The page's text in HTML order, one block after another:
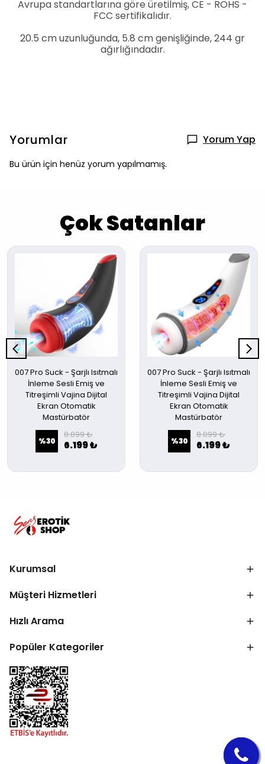
Avrupa standartlarına göre üretilmiş, CE - ROHS -
FCC sertifikalıdır.
20.5 cm uzunluğunda, 5.8 cm genişliğinde, 244 gr
ağırlığındadır.
Yorumlar Yorum Yap
Bu ürün için henüz yorum yapılmamış.
Çok Satanlar
007 Pro Suck - Şarjlı Isıtmalı
İnleme Sesli Emiş ve
Titreşimli Vajina Dijital
Ekran Otomatik
Mastürbatör
%30
8.899 ₺
6.199 ₺
007 Pro Suck - Şarjlı Isıtmalı
İnleme Sesli Emiş ve
Titreşimli Vajina Dijital
Ekran Otomatik
Mastürbatör
%30
8.899 ₺
6.199 ₺
Kurumsal
Müşteri Hizmetleri
Hızlı Arama
Popüler Kategoriler